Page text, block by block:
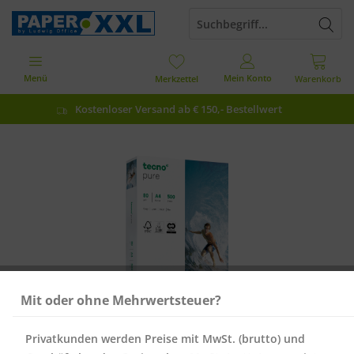
Kostenloser Versand ab € 150,- Bestellwert
Warenkorb
Merkzettel Mein Konto
Menü
Mit oder ohne Mehrwertsteuer?
Privatkunden werden Preise mit MwSt. (brutto) und